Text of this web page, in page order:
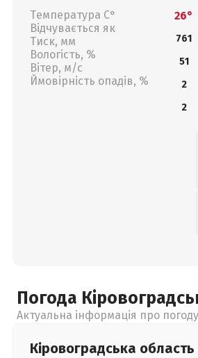
Температура С°
Відчувається як
Тиск, мм
Вологість, %
Вітер, м/с
Ймовірність опадів, %
26°
761
51
2
2
Погода
Актуальна інформація про
Кіровоградська область